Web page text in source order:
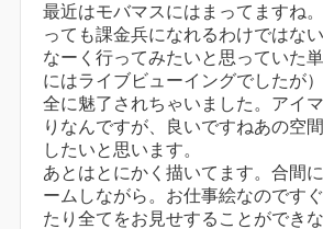
最近はモバマスにはまってますね
っても課金兵になれるわけではな
なーく行ってみたいと思っていた
にはライブビューイングでしたが
全に魅了されちゃいました。アイ
りなんですが、良いですねあの空
したいと思います。
あとはとにかく描いてます。合間
ームしながら。お仕事絵なのです
たり全てをお見せすることができ